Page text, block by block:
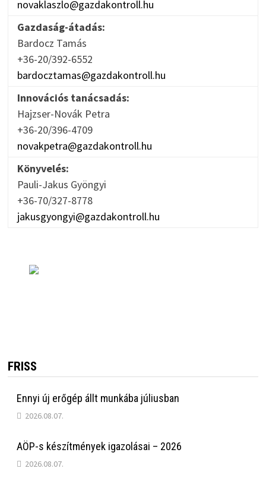
novaklaszlo@gazdakontroll.hu
Gazdaság-átadás:
Bardocz Tamás
+36-20/392-6552
bardocztamas@gazdakontroll.hu
Innovációs tanácsadás:
Hajzser-Novák Petra
+36-20/396-4709
novakpetra@gazdakontroll.hu
Könyvelés:
Pauli-Jakus Gyöngyi
+36-70/327-8778
jakusgyongyi@gazdakontroll.hu
FRISS
Ennyi új erőgép állt munkába júliusban
2026.08.07.
AÖP-s készítmények igazolásai – 2026
2026.08.07.